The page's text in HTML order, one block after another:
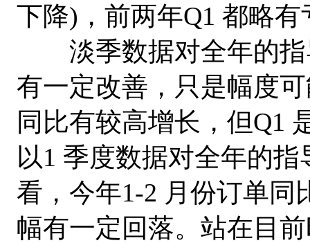
下降)，前两年Q1 都略有
淡季数据对全年的指
有一定改善，只是幅度
同比有较高增长，但Q1
以1 季度数据对全年的
看，今年1-2 月份订单同
幅有一定回落。站在目